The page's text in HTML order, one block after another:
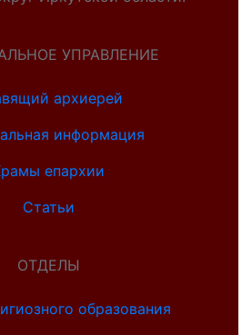
УПРАВЛЕНИЕ
архиерей
информация
епархии
Статьи
ОТДЕЛЫ
образования